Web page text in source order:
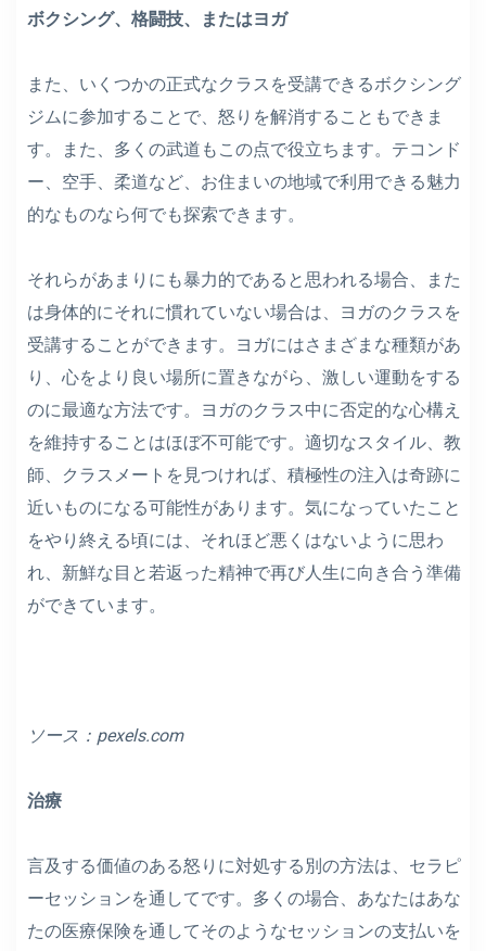
ボクシング、格闘技、またはヨガ
また、いくつかの正式なクラスを受講できるボクシング
ジムに参加することで、怒りを解消することもできま
す。また、多くの武道もこの点で役立ちます。テコンド
ー、空手、柔道など、お住まいの地域で利用できる魅力
的なものなら何でも探索できます。
それらがあまりにも暴力的であると思われる場合、また
は身体的にそれに慣れていない場合は、ヨガのクラスを
受講することができます。ヨガにはさまざまな種類があ
り、心をより良い場所に置きながら、激しい運動をする
のに最適な方法です。ヨガのクラス中に否定的な心構え
を維持することはほぼ不可能です。適切なスタイル、教
師、クラスメートを見つければ、積極性の注入は奇跡に
近いものになる可能性があります。気になっていたこと
をやり終える頃には、それほど悪くはないように思わ
れ、新鮮な目と若返った精神で再び人生に向き合う準備
ができています。
ソース： pexels.com
治療
言及する価値のある怒りに対処する別の方法は、セラピ
ーセッションを通してです。多くの場合、あなたはあな
たの医療保険を通してそのようなセッションの支払いを